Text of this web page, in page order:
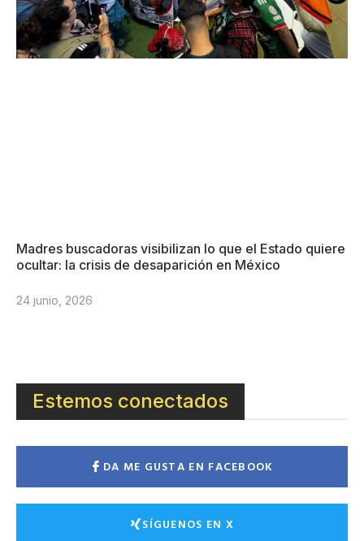
Madres buscadoras visibilizan lo que el Estado quiere
ocultar: la crisis de desaparición en México
24 junio, 2026
Estemos conectados
DA ME GUSTA EN FACEBOOK
SÍGUENOS EN X